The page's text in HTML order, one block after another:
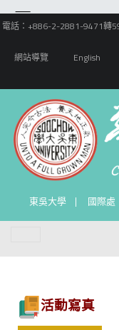
電話：+886-2-2881-9471轉
網站導覽
English
東吳大學 國際處
活動寫真